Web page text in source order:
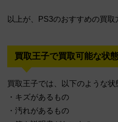
以上が、PS3のおすすめの買取
買取王子で買取可能な状
買取王子では、以下のような状
・キズがあるもの
・汚れがあるもの